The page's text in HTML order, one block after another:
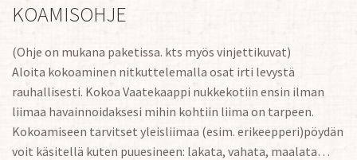
KOAMISOHJE
(Ohje on mukana paketissa. kts myös vinjettikuvat)
Aloita kokoaminen nitkuttelemalla osat irti levystä
rauhallisesti. Kokoa Vaatekaappi nukkekotiin ensin ilman
liimaa havainnoidaksesi mihin kohtiin liima on tarpeen.
Kokoamiseen tarvitset yleisliimaa (esim. erikeepperi)pöydän
voit käsitellä kuten puuesineen: lakata, vahata, maalata…